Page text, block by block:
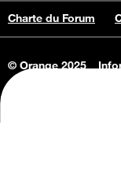
Charte du Forum
© Orange 2025